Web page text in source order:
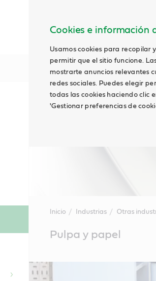
Cookies e información
Usamos cookies para recopilar
permitir que el sitio funcione.
mostrarte anuncios relevantes
redes sociales. Puedes elegir
todas las cookies haciendo clic
'Gestionar preferencias de
Inicio Industrias Otras
ContentPulpa y papel